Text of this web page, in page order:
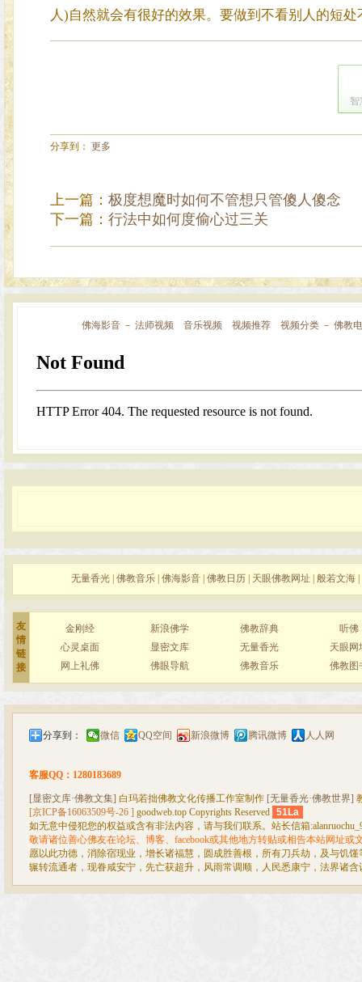
人)自然就会有很好的效果。要做到不看别人的短
智
分享到： 更多
上一篇： 极度想魔时如何不管想只管傻人傻念
下一篇： 行法中如何度偷心过三关
佛海影音 － 法师视频 音乐视频 视频推荐 视频分类 － 佛教
无量香光 佛教音乐 佛海影音 佛教日历 天眼佛教网址 般若文海
友
情
链
接
金刚经 新浪佛学 佛教辞典
听佛
心灵桌面
显密文库 无量香光
天眼网
网上礼佛
佛眼导航 佛教音乐 佛教图
分享到： 微信 QQ空间 新浪微博 腾讯微博 人人网
客服QQ：1280183689
[显密文库·佛教文集] 白玛若拙佛教文化传播工作室制作 [无量香光·佛教世界]
[京ICP备16063509号-26 ] goodweb.top Copyrights Reserved 51La
如无意中侵犯您的权益或含有非法内容，请与我们联系。站长信箱
敬请诸位善心佛友在论坛、博客、facebook或其他地方转贴或相告本站网址或
愿以此功德，消除宿现业，增长诸福慧，圆成胜善根，所有刀兵劫，及与饥
辗转流通者，现眷咸安宁，先亡获超升，风雨常调顺，人民悉康宁，法界诸含